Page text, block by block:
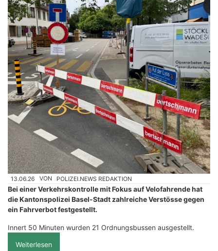
13.06.26 VON POLIZEI.NEWS REDAKTION
Bei einer Verkehrskontrolle mit Fokus auf Velofahrende hat
die Kantonspolizei Basel-Stadt zahlreiche Verstösse gegen
ein Fahrverbot festgestellt.
Innert 50 Minuten wurden 21 Ordnungsbussen ausgestellt.
Weiterlesen